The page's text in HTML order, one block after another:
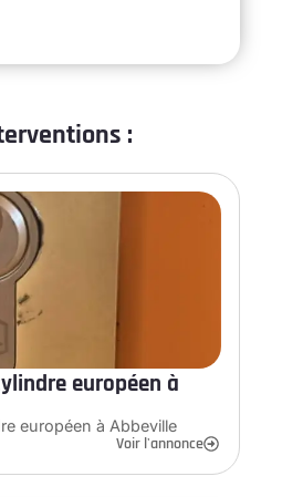
:
européen à
européen à Abbeville
Voir l'annonce